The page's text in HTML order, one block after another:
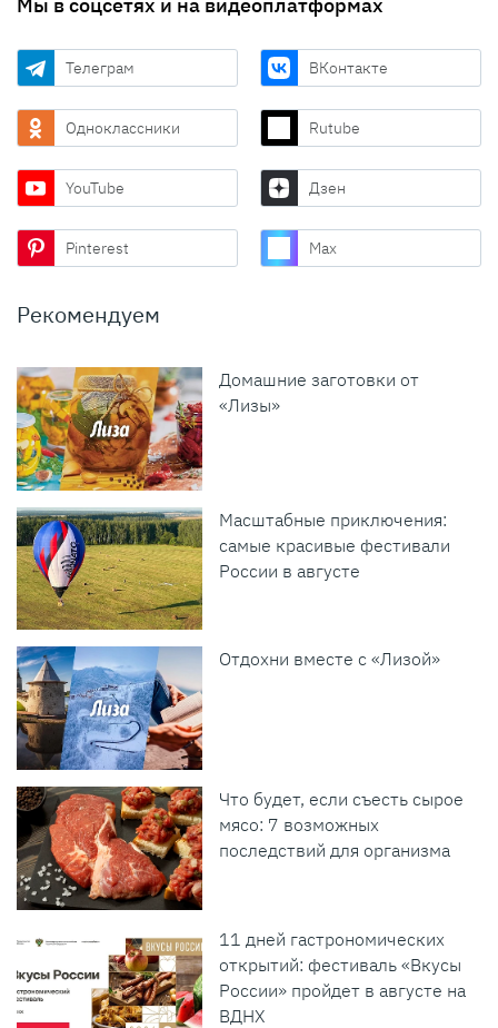
Телеграм ВКонтакте
Одноклассники Rutube
YouTube Дзен
Pinterest Max
Рекомендуем
Домашние заготовки от
«Лизы»
Масштабные приключения:
самые красивые фестивали
России в августе
Отдохни вместе с «Лизой»
Что будет, если съесть сырое
мясо: 7 возможных
последствий для организма
11 дней гастрономических
открытий: фестиваль «Вкусы
России» пройдет в августе на
ВДНХ